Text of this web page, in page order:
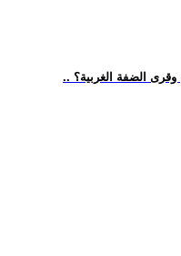
وقرى الضفة الغربية؟